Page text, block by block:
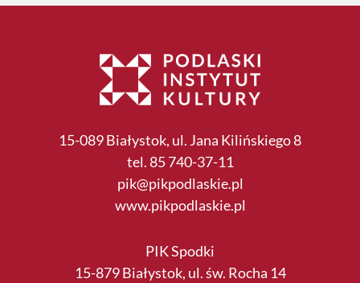
15-089 Białystok, ul. Jana Kilińskiego 8
tel. 85 740-37-11
pik@pikpodlaskie.pl
www.pikpodlaskie.pl
PIK Spodki
15-879 Białystok, ul. św. Rocha 14